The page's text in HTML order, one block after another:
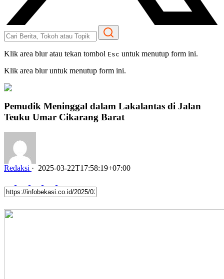
Klik area blur atau tekan tombol Esc untuk menutup form ini.
Klik area blur untuk menutup form ini.
Pemudik Meninggal dalam Lakalantas di Jalan
Teuku Umar Cikarang Barat
Redaksi · 2025-03-22T17:58:19+07:00